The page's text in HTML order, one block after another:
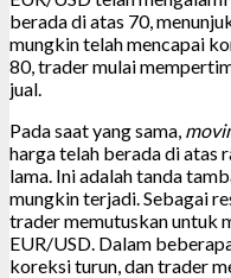
berada di atas 70,
mungkin telah mencapai
80, trader mulai
jual.
Pada saat yang sama,
harga telah berada di atas
lama. Ini adalah tanda
mungkin terjadi. Sebagai
trader memutuskan untuk
EUR/USD. Dalam
koreksi turun, dan trader